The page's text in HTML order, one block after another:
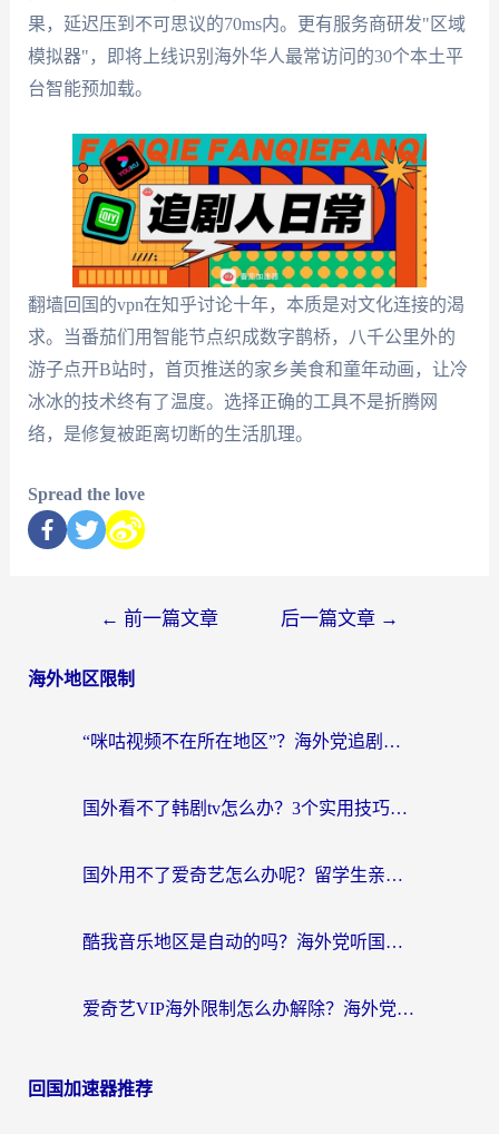
果，延迟压到不可思议的70ms内。更有服务商研发"区域
模拟器"，即将上线识别海外华人最常访问的30个本土平
台智能预加载。
翻墙回国的vpn在知乎讨论十年，本质是对文化连接的渴
求。当番茄们用智能节点织成数字鹊桥，八千公里外的
游子点开B站时，首页推送的家乡美食和童年动画，让冷
冰冰的技术终有了温度。选择正确的工具不是折腾网
络，是修复被距离切断的生活肌理。
Spread the love
← 前一篇文章 后一篇文章 →
海外地区限制
“咪咕视频不在所在地区”？海外党追剧看片、炒股的救星来了！
国外看不了韩剧tv怎么办？3个实用技巧解决海外追剧难题（附书旗小说&社保查询攻略）
国外用不了爱奇艺怎么办呢？留学生亲测有效的回国加速方案
酷我音乐地区是自动的吗？海外党听国内音乐看视频的真实解决方案
爱奇艺VIP海外限制怎么办解除？海外党追剧看片的终极解决方案
回国加速器推荐